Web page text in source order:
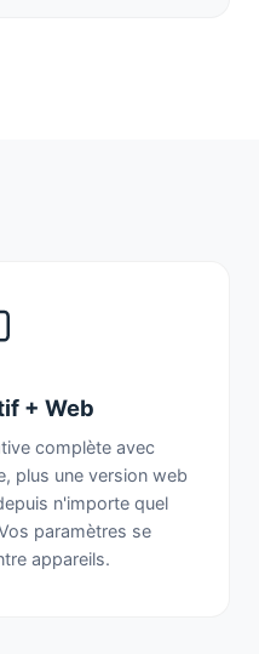
+ Web
complète avec
plus une version web
n'importe quel
paramètres se
appareils.